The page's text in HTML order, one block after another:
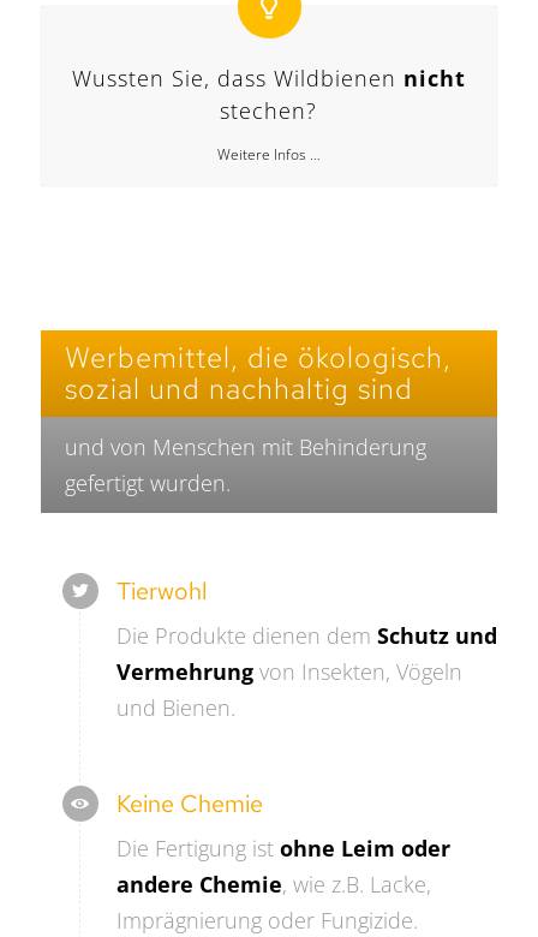
Wussten Sie, dass Wildbienen nicht
stechen?
Weitere Infos …
Werbemittel, die ökologisch,
sozial und nachhaltig sind
und von Menschen mit Behinderung
gefertigt wurden.
Tierwohl
Die Produkte dienen dem Schutz und
Vermehrungvon Insekten, Vögeln
und Bienen.
Keine Chemie
Die Fertigung ist ohne Leim oder
andere Chemie, wie z.B. Lacke,
Imprägnierung oder Fungizide.